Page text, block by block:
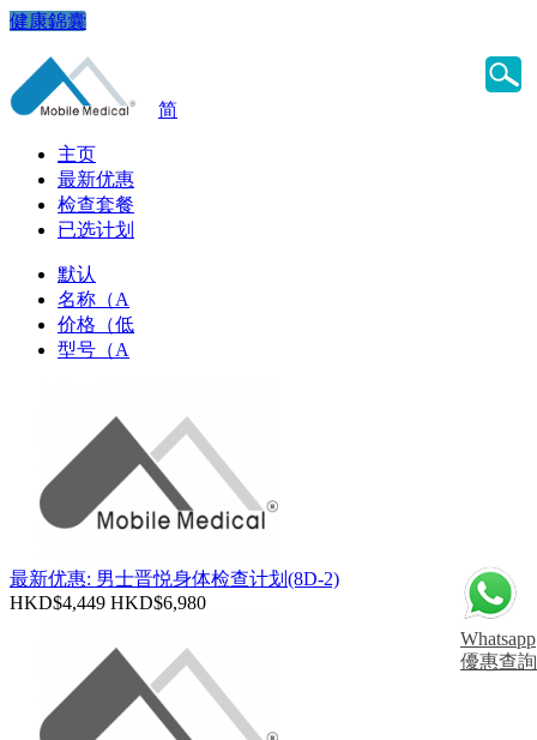
健康錦囊
Whatsapp
優惠查詢
简
主页
最新优惠
检查套餐
已选计划
默认
名称（A
价格（低
型号（A
最新优惠: 男士晋悦身体检查计划(8D-2)
HKD$4,449 HKD$6,980